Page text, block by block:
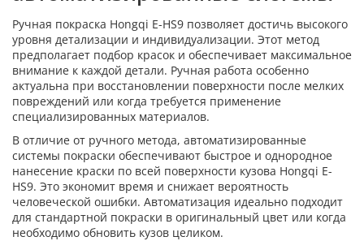
Ручная покраска Hongqi E-HS9 позволяет достичь высокого
уровня детализации и индивидуализации. Этот метод
предполагает подбор красок и обеспечивает максимальное
внимание к каждой детали. Ручная работа особенно
актуальна при восстановлении поверхности после мелких
повреждений или когда требуется применение
специализированных материалов.
В отличие от ручного метода, автоматизированные
системы покраски обеспечивают быстрое и однородное
нанесение краски по всей поверхности кузова Hongqi E-
HS9. Это экономит время и снижает вероятность
человеческой ошибки. Автоматизация идеально подходит
для стандартной покраски в оригинальный цвет или когда
необходимо обновить кузов целиком.